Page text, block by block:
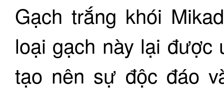
Gạch trắng khói
loại gạch này lại được
tạo nên sự độc đáo